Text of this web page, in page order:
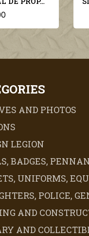
AND PHOTOS
LEGION
BADGES,
UNIFORMS,
POLICE,
AND
AND